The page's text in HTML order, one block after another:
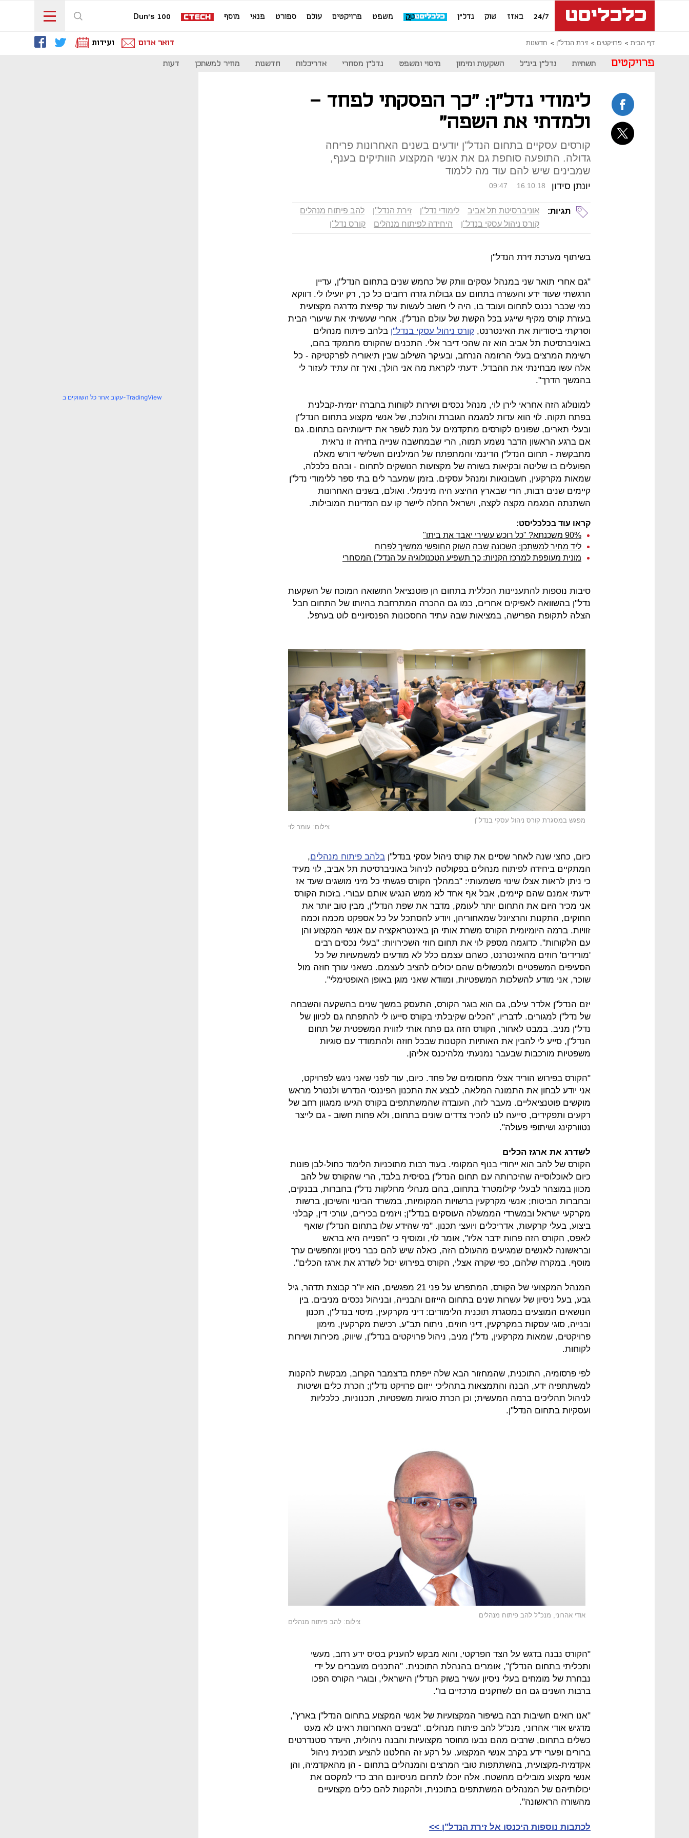
24/7 באזז שוק נדל"ן משפט פרויקטים עולם ספורט פנאי מוסף Dun's 100
דף הבית פרויקטים זירת הנדל"ן חדשנות דואר אדום ועידות
פרויקטים תשתיות נדל"ן בינ"ל השקעות ומימון מיסוי ומשפט נדל"ן מסחרי אדריכלות חדשנות מחיר למשתכן דעות
לימודי נדל"ן: "כך הפסקתי לפחד -
ולמדתי את השפה"
קורסים עסקיים בתחום הנדל"ן יודעים בשנים האחרונות פריחה
גדולה. התופעה סוחפת גם את אנשי המקצוע הוותיקים בענף,
שמבינים שיש להם עוד מה ללמוד
יונתן סידון 09:47 16.10.18
תגיות: אוניברסיטת תל אביב לימודי נדל''ן זירת הנדל''ן
להב פיתוח מנהלים
קורס ניהול עסקי בנדל''ן
היחידה לפיתוח מנהלים קורס נדל''ן
בשיתוף מערכת זירת הנדל"ן
"גם אחרי תואר שני במנהל עסקים וותק של כחמש שנים בתחום הנדל"ן, עדיין
הרגשתי שעוד ידע והעשרה בתחום עם גבולות גזרה רחבים כל כך, רק יועילו לי. דווקא
כמי שכבר נכנס לתחום ועובד בו, היה לי חשוב לעשות עוד קפיצת מדרגה מקצועית
בעזרת קורס מקיף שייגע בכל הקשת של עולם הנדל"ן. אחרי שעשיתי את שיעורי הבית
וסרקתי ביסודיות את האינטרנט, קורס ניהול עסקי בנדל"ן בלהב פיתוח מנהלים
באוניברסיטת תל אביב הוא זה שהכי דיבר אלי. התכנים שהקורס מתמקד בהם,
רשימת המרצים בעלי הרזומה הנרחב, ובעיקר השילוב שבין תיאוריה לפרקטיקה - כל
אלה עשו מבחינתי את ההבדל. ידעתי לקראת מה אני הולך, ואיך זה עתיד לעזור לי
בהמשך הדרך".
למונולוג הזה אחראי לירן לוי, מנהל נכסים ושירות לקוחות בחברה יזמית-קבלנית
בפתח תקוה. לוי הוא עדות למגמה הגוברת והולכת, של אנשי מקצוע בתחום הנדל"ן
ובעלי תארים, שפונים לקורסים מתקדמים על מנת לשפר את ידיעותיהם בתחום. גם
אם ברגע הראשון הדבר נשמע תמוה, הרי שבמחשבה שנייה בחירה זו נראית
מתבקשת - תחום הנדל"ן הדינמי והמתפתח של המילניום השלישי דורש מאלה
הפועלים בו שליטה ובקיאות בשורה של מקצועות הנושקים לתחום - ובהם כלכלה,
שמאות מקרקעין, חשבונאות ומנהל עסקים. בזמן שמעבר לים בתי ספר ללימודי נדל"ן
קיימים שנים רבות, הרי שבארץ ההיצע היה מינימלי. ואולם, בשנים האחרונות
השתנתה המגמה מקצה לקצה, וישראל החלה ליישר קו עם המדינות המובילות.
קראו עוד בכלכליסט:
90% משכנתא? "כל רוכש עשירי יאבד את ביתו"
ליד מחיר למשתכן: השכונה שבה השוק החופשי ממשיך לפרוח
מונית מעופפת למרכז הקניות: כך תשפיע הטכנולוגיה על הנדל"ן המסחרי
סיבות נוספות להתעניינות הכללית בתחום הן פוטנציאל התשואה המוכח של השקעות
נדל"ן בהשוואה לאפיקים אחרים, כמו גם ההכרה המתרחבת בהיותו של התחום חבל
הצלה לתקופת הפרישה, במציאות שבה עתיד החסכונות הפנסיוניים לוט בערפל.
מפגש במסגרת קורס ניהול עסקי בנדל"ן
צילום: עומר לוי
כיום, כחצי שנה לאחר שסיים את קורס ניהול עסקי בנדל"ן בלהב פיתוח מנהלים,
המתקיים ביחידה לפיתוח מנהלים בפקולטה לניהול באוניברסיטת תל אביב, לוי מעיד
כי ניתן לראות אצלו שינוי משמעותי: "במהלך הקורס פגשתי כל מיני מושגים שעד אז
ידעתי אמנם שהם קיימים, אבל אף אחד לא ממש הנגיש אותם עבורי. בזכות הקורס
אני מכיר היום את התחום יותר לעומק, מדבר את שפת הנדל"ן, מבין טוב יותר את
החוקים, התקנות והרציונל שמאחוריהן, ויודע להסתכל על כל אספקט מכמה וכמה
זוויות. ברמה היומיומית הקורס משרת אותי הן באינטראקציה עם אנשי המקצוע והן
עם הלקוחות". כדוגמה מספק לוי את תחום חוזי השכירויות: "בעלי נכסים רבים
'מורידים' חוזים מהאינטרנט, כשהם עצמם כלל לא מודעים למשמעויות של כל
הסעיפים המשפטיים ולמכשולים שהם יכולים להציב לעצמם. כשאני עורך חוזה מול
שוכר, אני מודע להשלכות המשפטיות, ומוודא שאני מוגן באופן האופטימלי".
יזם הנדל"ן אלדר עילם, גם הוא בוגר הקורס, התעסק במשך שנים בהשקעה והשבחה
של נדל"ן למגורים. לדבריו, "הכלים שקיבלתי בקורס סייעו לי להתפתח גם לכיוון של
נדל"ן מניב. במבט לאחור, הקורס הזה גם פתח אותי לזווית המשפטית של תחום
הנדל"ן, סייע לי להבין את האותיות הקטנות שבכל חוזה ולהתמודד עם סוגיות
משפטיות מורכבות שבעבר נמנעתי מלהיכנס אליהן.
"הקורס בפירוש הוריד אצלי מחסומים של פחד. כיום, עוד לפני שאני ניגש לפרויקט,
אני יודע לבחון את התמונה המלאה, לבצע את התכנון הפיננסי הנדרש ולנטרל מראש
מוקשים פוטנציאליים. מעבר לזה, העובדה שהמשתתפים בקורס הגיעו ממגוון רחב של
רקעים ותפקידים, סייעה לנו להכיר צדדים שונים בתחום, ולא פחות חשוב - גם לייצר
נטוורקינג ושיתופי פעולה".
לשדרג את ארגז הכלים
הקורס של להב הוא ייחודי בנוף המקומי. בעוד רבות מתוכניות הלימוד כחול-לבן פונות
כיום לאוכלוסייה שהיכרותה עם תחום הנדל"ן בסיסית בלבד, הרי שהקורס של להב
מכוון במוצהר לבעלי קילומטרז' בתחום, בהם מנהלי מחלקות נדל"ן בחברות, בבנקים,
ובחברות הביטוח; אנשי מקרקעין ברשויות המקומיות, במשרד הבינוי והשיכון, ברשות
מקרקעי ישראל ובמשרדי הממשלה העוסקים בנדל"ן; ויזמים בכירים, עורכי דין, קבלני
ביצוע, בעלי קרקעות, אדריכלים ויועצי תכנון. "מי שהידע שלו בתחום הנדל"ן שואף
לאפס, הקורס הזה פחות ידבר אליו", אומר לוי, ומוסיף כי "הפנייה היא בראש
ובראשונה לאנשים שמגיעים מהעולם הזה, כאלה שיש להם כבר ניסיון ומחפשים ערך
מוסף. במקרה שלהם, כפי שקרה אצלי, הקורס בפירוש יכול לשדרג את ארגז הכלים".
המנהל המקצועי של הקורס, המתפרש על פני 21 מפגשים, הוא יו"ר קבוצת תדהר, גיל
גבע, בעל ניסיון של עשרות שנים בתחום הייזום והבנייה, ובניהול נכסים מניבים. בין
הנושאים המוצעים במסגרת תוכנית הלימודים: דיני מקרקעין, מיסוי בנדל"ן, תכנון
ובנייה, סוגי עסקות במקרקעין, דיני חוזים, ניתוח תב"ע, רכישת מקרקעין, מימון
פרויקטים, שמאות מקרקעין, נדל"ן מניב, ניהול פרויקטים בנדל"ן, שיווק, מכירות ושירות
לקוחות.
לפי פרסומיה, התוכנית, שהמחזור הבא שלה ייפתח בדצמבר הקרוב, מבקשת להקנות
למשתתפיה ידע, הבנה והתמצאות בתהליכי ייזום פרויקט נדל"ן; הכרת כלים ושיטות
לניהול תהליכים ברמה המעשית; וכן הכרת סוגיות משפטיות, תכנוניות, כלכליות
ועסקיות בתחום הנדל"ן.
אודי אהרוני, מנכ"ל להב פיתוח מנהלים
צילום: להב פיתוח מנהלים
"הקורס נבנה בדגש על הצד הפרקטי, והוא מבקש להעניק בסיס ידע רחב, מעשי
ותכליתי בתחום הנדל"ן", אומרים בהנהלת התוכנית. "התכנים מועברים על ידי
נבחרת של מומחים בעלי ניסיון עשיר בשוק הנדל"ן הישראלי, ובוגרי הקורס הפכו
ברבות השנים גם הם לשחקנים מרכזיים בו".
"אנו רואים חשיבות רבה בשיפור המקצועיות של אנשי המקצוע בתחום הנדל"ן בארץ",
מדגיש אודי אהרוני, מנכ"ל להב פיתוח מנהלים. "בשנים האחרונות ראינו לא מעט
כשלים בתחום, שרבים מהם נבעו מחוסר מקצועיות והבנה ניהולית, היעדר סטנדרטים
ברורים ופערי ידע בקרב אנשי המקצוע. על רקע זה החלטנו להציע תוכנית ניהול
אקדמית-מקצועית, בהשתתפות טובי המרצים והמנהלים בתחום - הן מהאקדמיה, והן
אנשי מקצוע מובילים מהשטח. אלה יוכלו לתרום מניסיונם הרב כדי למקסם את
יכולותיהם של המנהלים המשתתפים בתוכנית, ולהקנות להם כלים מקצועיים
מהשורה הראשונה".
לכתבות נוספות היכנסו אל זירת הנדל"ן >>
עקוב אחר כל השווקים ב-TradingView